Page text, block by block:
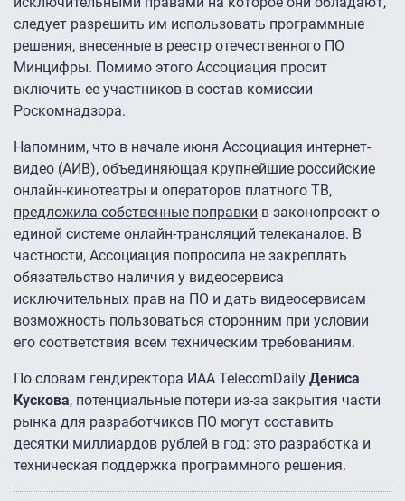
следует разрешить им использовать программные
решения, внесенные в реестр отечественного ПО
Минцифры. Помимо этого Ассоциация просит
включить ее участников в состав комиссии
Роскомнадзора.
Напомним, что в начале июня Ассоциация интернет-
видео (АИВ), объединяющая крупнейшие российские
онлайн-кинотеатры и операторов платного ТВ,
предложила собственные поправки в законопроект о
единой системе онлайн-трансляций телеканалов. В
частности, Ассоциация попросила не закреплять
обязательство наличия у видеосервиса
исключительных прав на ПО и дать видеосервисам
возможность пользоваться сторонним при условии
его соответствия всем техническим требованиям.
По словам гендиректора ИАА TelecomDaily Дениса
Кускова, потенциальные потери из-за закрытия части
рынка для разработчиков ПО могут составить
десятки миллиардов рублей в год: это разработка и
техническая поддержка программного решения.